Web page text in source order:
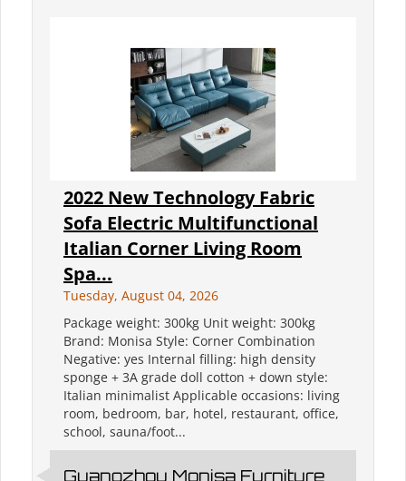
2022 New Technology Fabric
Sofa Electric Multifunctional
Italian Corner Living Room
Spa...
Tuesday, August 04, 2026
Package weight: 300kg Unit weight: 300kg
Brand: Monisa Style: Corner Combination
Negative: yes Internal filling: high density
sponge + 3A grade doll cotton + down style:
Italian minimalist Applicable occasions: living
room, bedroom, bar, hotel, restaurant, office,
school, sauna/foot...
Guangzhou Monisa Furniture